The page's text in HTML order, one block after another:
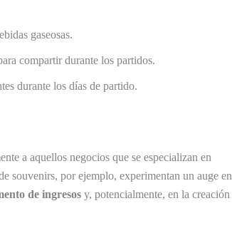
gaseosas.
compartir durante los partidos.
durante los días de partido.
a aquellos negocios que se especializan en
souvenirs, por ejemplo, experimentan un auge en
de ingresos y, potencialmente, en la creación